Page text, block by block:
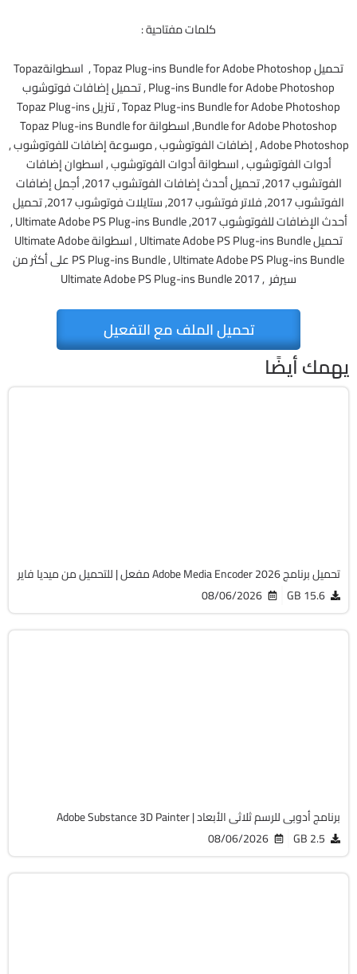
كلمات مفتاحية :
تحميل Topaz Plug-ins Bundle for Adobe Photoshop , اسطوانةTopaz
Plug-ins Bundle for Adobe Photoshop , تحميل إضافات فوتوشوب
Topaz Plug-ins Bundle for Adobe Photoshop , تنزيل Topaz Plug-ins
Bundle for Adobe Photoshop, اسطوانة Topaz Plug-ins Bundle for
Adobe Photoshop , إضافات الفوتوشوب , موسوعة إضافات للفوتوشوب ,
أدوات الفوتوشوب , اسطوانة أدوات الفوتوشوب , اسطوان إضافات
الفوتشوب 2017, تحميل أحدث إضافات الفوتشوب 2017, أجمل إضافات
الفوتشوب 2017, فلاتر فوتشوب 2017, ستايلات فوتوشوب 2017, تحميل
أحدث الإضافات للفوتوشوب 2017, Ultimate Adobe PS Plug-ins Bundle ,
تحميل Ultimate Adobe PS Plug-ins Bundle , اسطوانة Ultimate Adobe
PS Plug-ins Bundle , Ultimate Adobe PS Plug-ins Bundle على أكثر من
سيرفر , Ultimate Adobe PS Plug-ins Bundle 2017
تحميل الملف مع التفعيل
يهمك أيضًا
تحميل برنامج Adobe Media Encoder 2026 مفعل | للتحميل من ميديا فاير
15.6 GB
08/06/2026
برنامج أدوبى للرسم ثلاثى الأبعاد | Adobe Substance 3D Painter
2.5 GB
08/06/2026